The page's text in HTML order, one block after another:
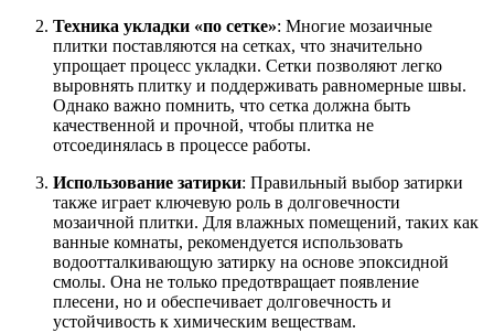
Техника укладки «по сетке»: Многие мозаичные
плитки поставляются на сетках, что значительно
упрощает процесс укладки. Сетки позволяют легко
выровнять плитку и поддерживать равномерные швы.
Однако важно помнить, что сетка должна быть
качественной и прочной, чтобы плитка не
отсоединялась в процессе работы.
Использование затирки: Правильный выбор затирки
также играет ключевую роль в долговечности
мозаичной плитки. Для влажных помещений, таких как
ванные комнаты, рекомендуется использовать
водоотталкивающую затирку на основе эпоксидной
смолы. Она не только предотвращает появление
плесени, но и обеспечивает долговечность и
устойчивость к химическим веществам.